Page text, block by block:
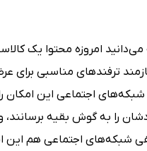
امروزه محتوا یک
ترفندهای مناسبی برای
شبکه‌های اجتماعی این امکان
را به گوش بقیه برسانند،
شبکه‌های اجتماعی هم